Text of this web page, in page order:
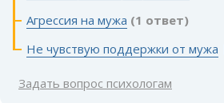
Агрессия на мужа (1 ответ)
Не чувствую поддержки от мужа
Задать вопрос психологам